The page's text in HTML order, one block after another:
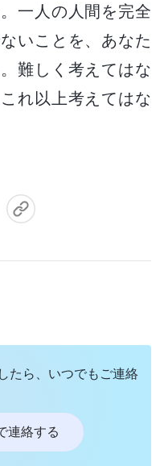
一人の人間を完全
いことを、あなた
難しく考えてはな
れ以上考えてはな
たら、いつでもご連絡
連絡する